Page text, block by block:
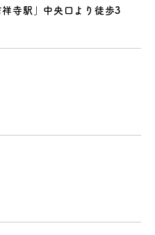
祥寺駅」中央口より徒歩3